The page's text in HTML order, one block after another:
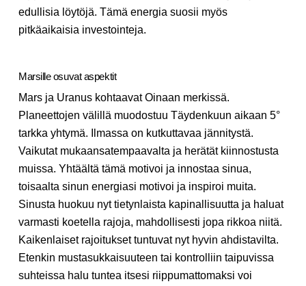
edullisia löytöjä. Tämä energia suosii myös
pitkäaikaisia investointeja.
Marsille osuvat aspektit
Mars ja Uranus kohtaavat Oinaan merkissä.
Planeettojen välillä muodostuu Täydenkuun aikaan 5°
tarkka yhtymä. Ilmassa on kutkuttavaa jännitystä.
Vaikutat mukaansatempaavalta ja herätät kiinnostusta
muissa. Yhtäältä tämä motivoi ja innostaa sinua,
toisaalta sinun energiasi motivoi ja inspiroi muita.
Sinusta huokuu nyt tietynlaista kapinallisuutta ja haluat
varmasti koetella rajoja, mahdollisesti jopa rikkoa niitä.
Kaikenlaiset rajoitukset tuntuvat nyt hyvin ahdistavilta.
Etenkin mustasukkaisuuteen tai kontrolliin taipuvissa
suhteissa halu tuntea itsesi riippumattomaksi voi